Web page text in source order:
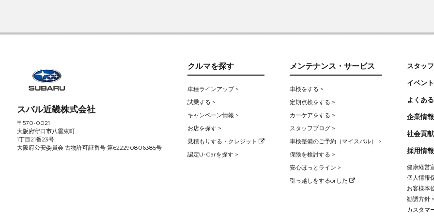
スバル近畿株式会社
〒570-0021
大阪府守口市八雲東町
1丁目21番23号
大阪府公安委員会 古物許可証番号 第622290806385号
クルマを探す
車種ラインアップ >
試乗する >
キャンペーン情報 >
お店を探す >
見積もりする・クレジット
認定U-Carを探す >
メンテナンス・サービス
車検をする >
定期点検をする >
カーケアをする >
スタッフブログ >
車検整備のご予約（マイスバル） >
保険を検討する >
安心ほっとライン >
引っ越しをするorした
スタッ
イベン
よくあ
企業情
社会貢
採用情
健康経営
個人情報
お客様本
勧誘方針
カスタマ